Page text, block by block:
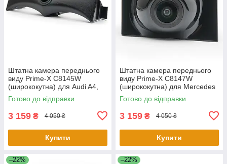
Штатна камера переднього
виду Prime-X C8145W
(ширококутна) для Audi A4,
A4L 2017-2018
Готово до відправки
3 159 ₴ 4 050 ₴
Купити
Штатна камера переднього
виду Prime-X C8147W
(ширококутна) для Mercedes
E-class 2016-2019
Готово до відправки
3 159 ₴ 4 050 ₴
Купити
–22% –22%